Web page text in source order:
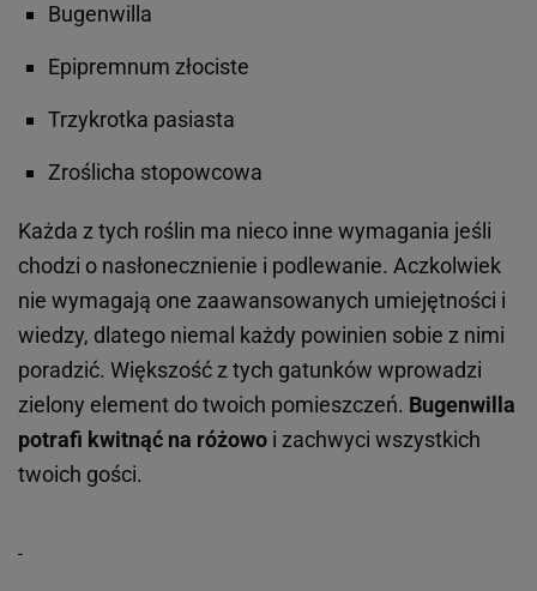
Bugenwilla
Epipremnum złociste
Trzykrotka pasiasta
Zroślicha stopowcowa
Każda z tych roślin ma nieco inne wymagania jeśli
chodzi o nasłonecznienie i podlewanie. Aczkolwiek
nie wymagają one zaawansowanych umiejętności i
wiedzy, dlatego niemal każdy powinien sobie z nimi
poradzić. Większość z tych gatunków wprowadzi
zielony element do twoich pomieszczeń. Bugenwilla
potrafi kwitnąć na różowo i zachwyci wszystkich
twoich gości.